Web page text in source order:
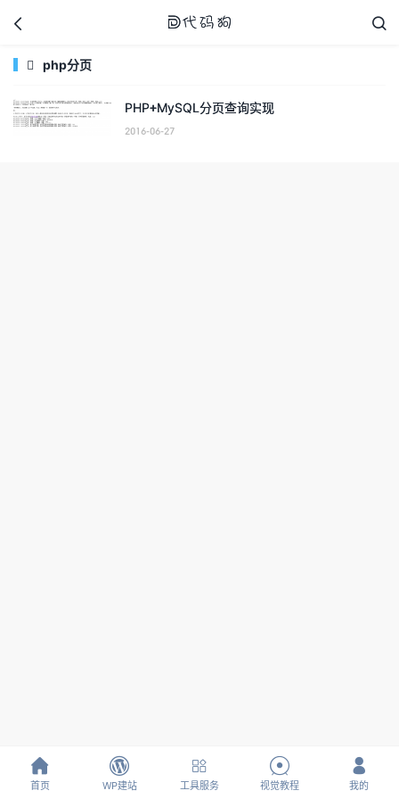

 
 php分页
PHP+MySQL分页查询实现
2016-06-27

首页

WP建站

工具服务

视觉教程

我的